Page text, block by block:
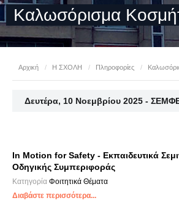
Καλωσόρισμα
Αρχική / Η ΣΧΟΛΗ / Πληροφορίες /
Δευτέρα, 10 Νοεμβρίου 2025 -
In Motion for Safety - Εκπαιδευτικά
Οδηγικής Συμπεριφοράς
Κατηγορία Φοιτητικά Θέματα
Διαβάστε περισσότερα...